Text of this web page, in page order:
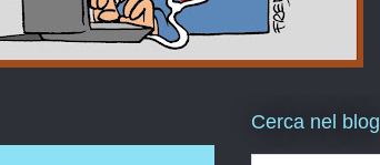
Cerca nel blog